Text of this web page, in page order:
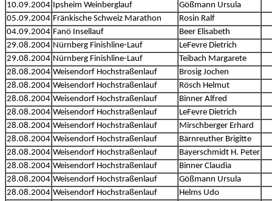
10.09.2004 Ipsheim Weinberglauf
Gößmann Ursula
05.09.2004 Fränkische Schweiz Marathon
Rosin Ralf
04.09.2004 Fanö Insellauf
Beer Elisabeth
29.08.2004 Nürnberg Finishline-Lauf
LeFevre Dietrich
29.08.2004 Nürnberg Finishline-Lauf
Teibach Margarete
28.08.2004 Weisendorf Hochstraßenlauf
Brosig Jochen
28.08.2004 Weisendorf Hochstraßenlauf
Rösch Helmut
28.08.2004 Weisendorf Hochstraßenlauf
Binner Alfred
28.08.2004 Weisendorf Hochstraßenlauf
LeFevre Dietrich
28.08.2004 Weisendorf Hochstraßenlauf
Mirschberger Erhard
28.08.2004 Weisendorf Hochstraßenlauf
Bärnreuther Brigitte
28.08.2004 Weisendorf Hochstraßenlauf
Bayerschmidt H. Peter
28.08.2004 Weisendorf Hochstraßenlauf
Binner Claudia
28.08.2004 Weisendorf Hochstraßenlauf
Gößmann Ursula
28.08.2004 Weisendorf Hochstraßenlauf
Helms Udo